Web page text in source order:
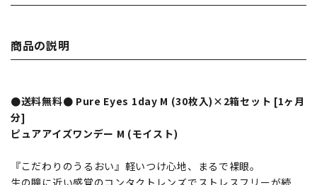
商品の説明
●送料無料● Pure Eyes 1day M (30枚入)×2箱セット [1ヶ月
分]
ピュアアイズワンデー M (モイスト)
『こだわりのうるおい』軽いつけ心地、まるで裸眼。
生の瞳に近い感覚のコンタクトレンズでストレスフリーが続